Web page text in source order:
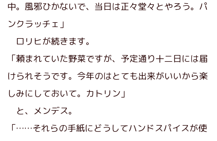
中。風邪ひかないで、当日は正々堂々とやろう。パ
ンクラッチェ」
ロリヒが続きます。
「頼まれていた野菜ですが、予定通り十二日には届
けられそうです。今年のはとても出来がいいから楽
しみにしておいて。カトリン」
と、メンデス。
「……それらの手紙にどうしてハンドスパイスが使